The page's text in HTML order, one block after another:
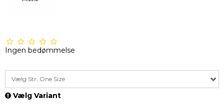
Ingen bedømmelse
Vælg Str. One Size
Vælg Variant